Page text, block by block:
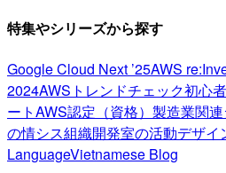
特集やシリーズから探す
Google Cloud Next ’25AWS
2024AWSトレンドチェック初心
ートAWS認定（資格） 製造業関連
の情シス組織開発室の活動デザイ
LanguageVietnamese Blog